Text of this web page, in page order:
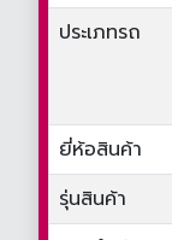
ประเภทรถ
ยี่ห้อสินค้า
รุ่นสินค้า